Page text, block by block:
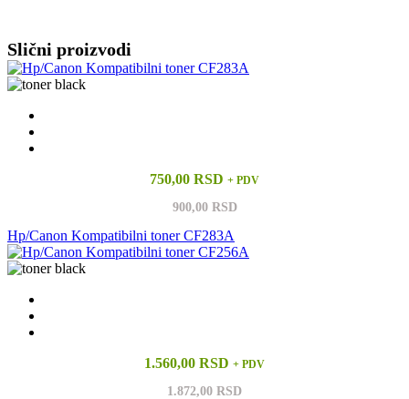
Slični proizvodi
750,00 RSD + PDV
900,00 RSD
Hp/Canon Kompatibilni toner CF283A
1.560,00 RSD + PDV
1.872,00 RSD